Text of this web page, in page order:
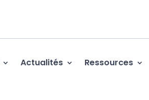
Actualités Ressources